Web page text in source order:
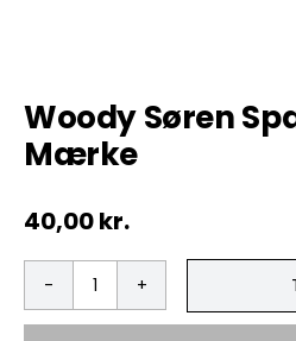
ØL & Spiritus
Woody Søren
Mærke
40,00kr.
Woody
Søren